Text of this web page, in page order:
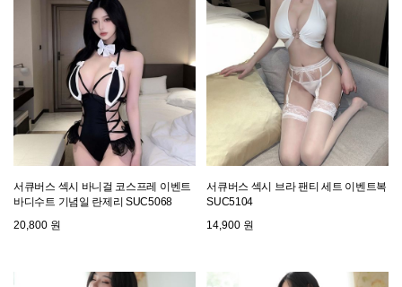
서큐버스 섹시 바니걸 코스프레 이벤트
바디수트 기념일 란제리 SUC5068
20,800 원
서큐버스 섹시 브라 팬티 세트 이벤트복
SUC5104
14,900 원